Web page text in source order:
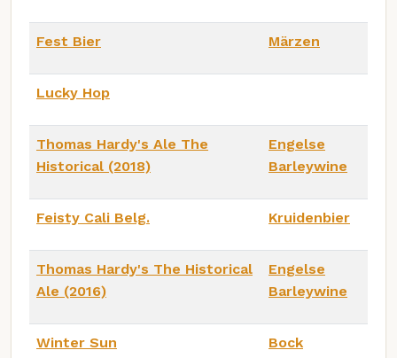
Fest Bier Märzen
Lucky Hop
Thomas Hardy's Ale The
Historical (2018)
Engelse
Barleywine
Feisty Cali Belg. Kruidenbier
Thomas Hardy's The Historical
Ale (2016)
Engelse
Barleywine
Winter Sun Bock